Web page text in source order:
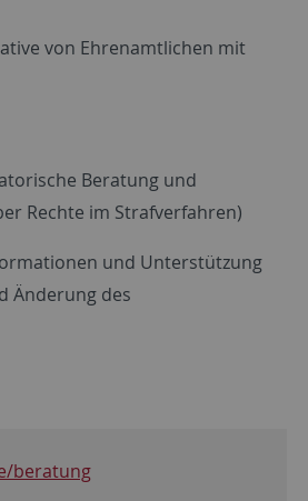
von Ehrenamtlichen mit
Beratung und
Rechte im Strafverfahren)
und Unterstützung
Änderung des
beratung